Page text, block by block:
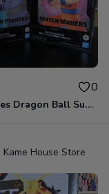
0
Figurines Dragon Ball Super – Duo Match Makers : Beerus VS Son Goku – Officielles Import Japon
Kame House Store